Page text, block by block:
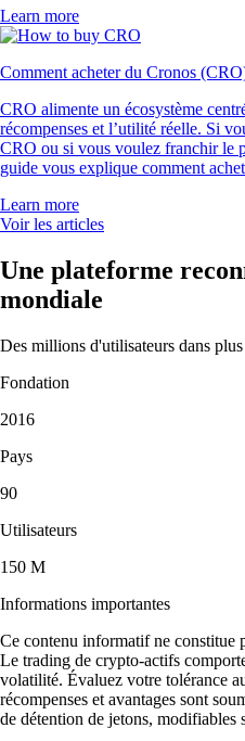
Learn more
Comment acheter du Cronos
CRO alimente un écosystème
récompenses et l’utilité réelle. Si
CRO ou si vous voulez franchir le
guide vous explique comment
Learn more
Voir les articles
Une plateforme
mondiale
Des millions d'utilisateurs dans
Fondation
2016
Pays
90
Utilisateurs
150 M
Informations importantes
Ce contenu informatif ne constitue
Le trading de crypto-actifs
volatilité. Évaluez votre tolérance
récompenses et avantages sont
de détention de jetons, modifiables